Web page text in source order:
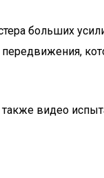
больших
видео